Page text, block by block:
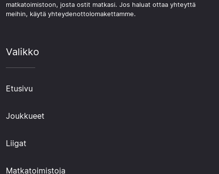
matkatoimistoon, josta ostit matkasi. Jos haluat ottaa yhteyttä
meihin, käytä yhteydenottolomakettamme.
Valikko
Etusivu
Joukkueet
Liigat
Matkatoimistoja